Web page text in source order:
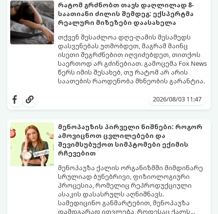
რატომ გრძნობთ თავს დაღლილად 8-
საათიანი ძილის შემდეგ: ექსპერტმა
რეალური მიზეზები დაასახელა
თქვენ შესაძლოა დღე-ღამის მესამედს
დასვენებას უთმობდეთ, მაგრამ მაინც
ისეთი შეგრძნებით იღვიძებდეთ, თითქოს
საერთოდ არ გძინებიათ. გამოცემა Fox News
წერს იმის შესახებ, თუ რატომ არ არის
საათების რაოდენობა მხნეობის გარანტია.
2026/08/03 11:47
მენოპაუზის პირველი ნიშნები: როგორ
ამოვიცნოთ ცვლილებები და
შევიმსუბუქოთ სიმპტომები ექიმის
რჩევებით
მენოპაუზა ქალის ორგანიზმში მიმდინარე
სრულიად ბუნებრივი, ფიზიოლოგიური
პროცესია, რომელიც რეპროდუქციული
ასაკის დასასრულს აღნიშნავს.
სამედიცინო განმარტებით, მენოპაუზა
დამდგარად ითვლება, როდესაც ქალს